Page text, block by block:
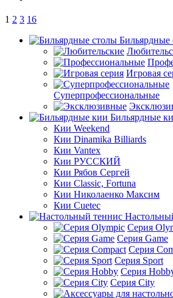
1 2 3 16
Бильярдные
Игровая
Суперпрофессиональные
Бильярдные
Кии Weekend
Кии Dinamika Billiards
Кии Vantex
Кии РУССКИЙ
Кии Рябов Сергей
Кии Classic, Fortuna
Кии Николаенко Максим
Кии Cuetec
Серия
Серия Game
Серия
Серия Sport
Серия
Серия City